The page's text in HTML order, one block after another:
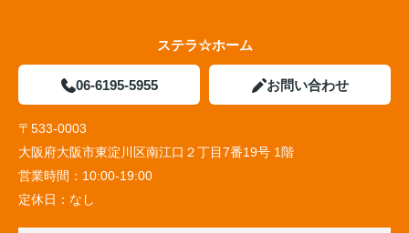
ステラ☆ホーム
06-6195-5955 お問い合わせ
〒533-0003
大阪府大阪市東淀川区南江口２丁目7番19号 1階
営業時間： 10:00-19:00
定休日： なし